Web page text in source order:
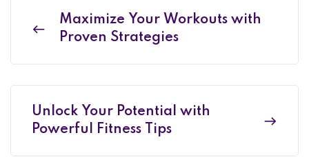
Maximize Your Workouts with
Proven Strategies
Unlock Your Potential with
Powerful Fitness Tips